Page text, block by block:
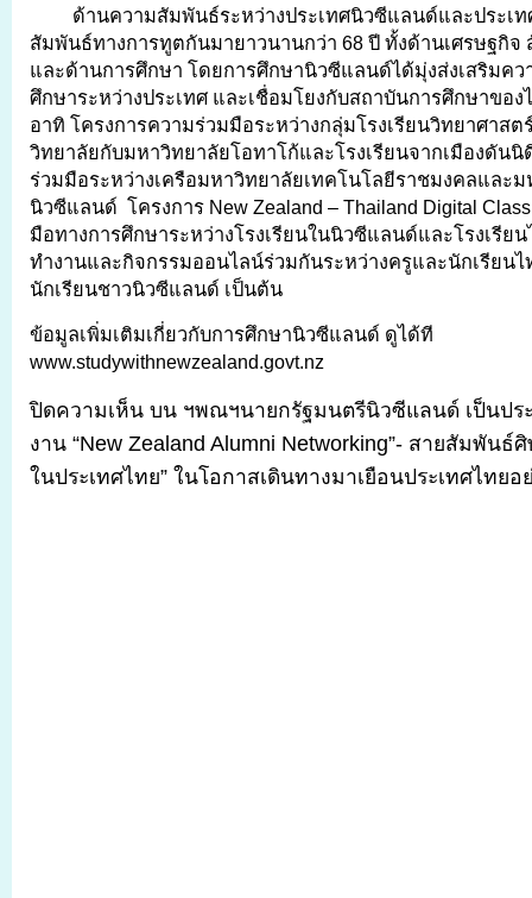
ด้านความสัมพันธ์ระหว่างประเทศนิวซีแลนด์และประเ
สัมพันธ์ทางการทูตกันมายาวนานกว่า 68 ปี ทั้งด้านเศรษฐกิ
และด้านการศึกษา โดยการศึกษานิวซีแลนด์ได้มุ่งส่งเสริมคว
ศึกษาระหว่างประเทศ และเชื่อมโยงกับสถาบันการศึกษาของ
อาทิ โครงการความร่วมมือระหว่างกลุ่มโรงเรียนวิทยาศาส
วิทยาลัยกับมหาวิทยาลัยโอทาโก้และโรงเรียนจากเมืองดันนิ
ร่วมมือระหว่างเครือมหาวิทยาลัยเทคโนโลยีราชมงคลและ
นิวซีแลนด์ โครงการ New Zealand – Thailand Digital
มือทางการศึกษาระหว่างโรงเรียนในนิวซีแลนด์และโรงเรีย
ทำงานและกิจกรรมออนไลน์ร่วมกันระหว่างครูและนักเรียน
นักเรียนชาวนิวซีแลนด์ เป็นต้น
ข้อมูลเพิ่มเติมเกี่ยวกับการศึกษานิวซีแลนด์ ดูได้ที
www.studywithnewzealand.govt.nz
ปิดความเห็น บน ฯพณฯนายกรัฐมนตรีนิวซีแลนด์ เป็นปร
งาน “New Zealand Alumni Networking”- สายสัมพันธ์
ในประเทศไทย” ในโอกาสเดินทางมาเยือนประเทศไทยอ